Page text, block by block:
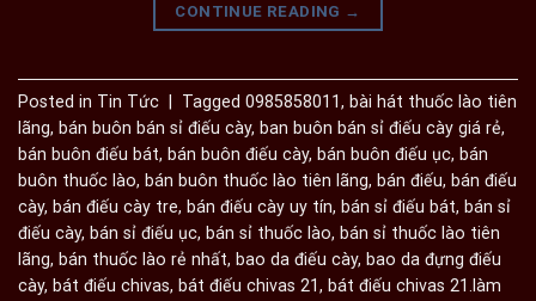
CONTINUE READING →
Posted in Tin Tức Tagged 0985858011, bài hát thuốc lào tiên
lãng, bán buôn bán sỉ điếu cày, ban buôn bán sỉ điếu cày giá rẻ,
bán buôn điếu bát, bán buôn điếu cày, bán buôn điếu ục, bán
buôn thuốc lào, bán buôn thuốc lào tiên lãng, bán điếu, bán điếu
cày, bán điếu cày tre, bán điếu cày uy tín, bán sỉ điếu bát, bán sỉ
điếu cày, bán sỉ điếu ục, bán sỉ thuốc lào, bán sỉ thuốc lào tiên
lãng, bán thuốc lào rẻ nhất, bao da điếu cày, bao da đựng điếu
cày, bát điếu chivas, bát điếu chivas 21, bát điếu chivas 21.làm